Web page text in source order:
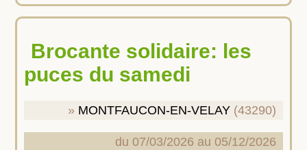
Brocante solidaire: les
puces du samedi
MONTFAUCON-EN-VELAY (43290)
du 07/03/2026 au 05/12/2026